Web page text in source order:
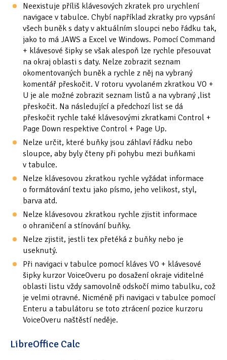
Neexistuje příliš klávesových zkratek pro urychlení
navigace v tabulce. Chybí například zkratky pro vypsání
všech buněk s daty v aktuálním sloupci nebo řádku tak,
jako to má JAWS a Excel ve Windows. Pomocí Command
+ klávesové šipky se však alespoň lze rychle přesouvat
na okraj oblasti s daty. Nelze zobrazit seznam
okomentovaných buněk a rychle z něj na vybraný
komentář přeskočit. V rotoru vyvolaném zkratkou VO +
U je ale možné zobrazit seznam listů a na vybraný ,list
přeskočit. Na následující a předchozí list se dá
přeskočit rychle také klávesovými zkratkami Control +
Page Down respektive Control + Page Up.
Nelze určit, které buňky jsou záhlaví řádku nebo
sloupce, aby byly čteny při pohybu mezi buňkami
v tabulce.
Nelze klávesovou zkratkou rychle vyžádat informace
o formátování textu jako písmo, jeho velikost, styl,
barva atd.
Nelze klávesovou zkratkou rychle zjistit informace
o ohraničení a stínování buňky.
Nelze zjistit, jestli tex přetéká z buňky nebo je
useknutý.
Při navigaci v tabulce pomocí kláves VO + klávesové
šipky kurzor VoiceOveru po dosažení okraje viditelné
oblasti listu vždy samovolně odskočí mimo tabulku, což
je velmi otravné. Nicméně při navigaci v tabulce pomocí
Enteru a tabulátoru se toto ztrácení pozice kurzoru
VoiceOveru naštěstí neděje.
LibreOffice Calc